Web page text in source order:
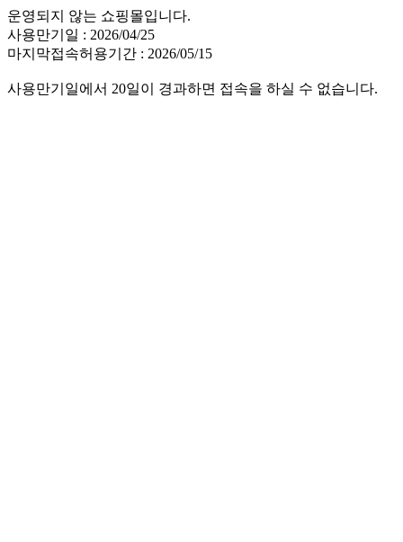
운영되지 않는 쇼핑몰입니다.
사용만기일 : 2026/04/25
마지막접속허용기간 : 2026/05/15
사용만기일에서 20일이 경과하면 접속을 하실 수 없습니다.